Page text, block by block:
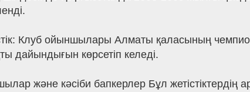
Клуб ойыншылары Алматы қаласының
дайындығын көрсетіп келеді.
және кәсіби бапкерлер Бұл